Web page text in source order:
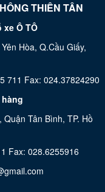
THIÊN TÂN
xe Ô TÔ
Hòa, Q.Cầu Giấy,
711 Fax: 024.37824290
Tân Bình, TP. Hồ
Fax: 028.6255916